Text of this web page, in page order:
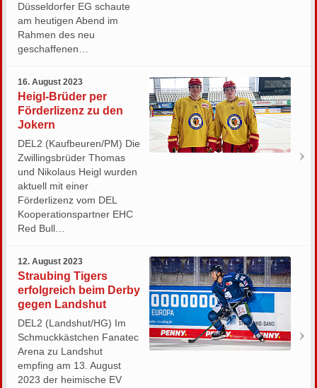
Düsseldorfer EG schaute
am heutigen Abend im
Rahmen des neu
geschaffenen…
16. August 2023
Heigl-Brüder per
Förderlizenz zu den
Jokern
DEL2 (Kaufbeuren/PM) Die
Zwillingsbrüder Thomas
und Nikolaus Heigl wurden
aktuell mit einer
Förderlizenz vom DEL
Kooperationspartner EHC
Red Bull…
12. August 2023
Straubing Tigers
erfolgreich beim Derby
gegen Landshut
DEL2 (Landshut/HG) Im
Schmuckkästchen Fanatec
Arena zu Landshut
empfing am 13. August
2023 der heimische EV